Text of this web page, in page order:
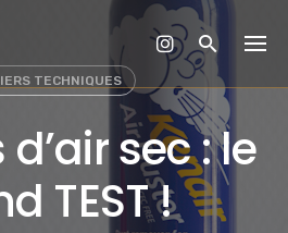
TECHNIQUES
sec : le
TEST !